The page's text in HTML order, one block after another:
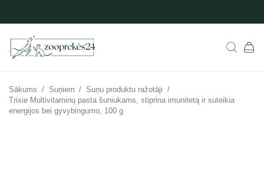
Sākums / Suņiem / Suņu produktu ražotāji /
Trixie Multivitaminų pasta šuniukams, stiprina imunitetą ir suteikia
energijos bei gyvybingumo, 100 g